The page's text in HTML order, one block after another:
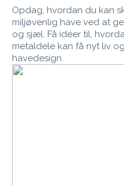
Opdag, hvordan du kan
miljøvenlig have ved at
og sjæl. Få idéer til,
metaldele kan få nyt liv
havedesign.